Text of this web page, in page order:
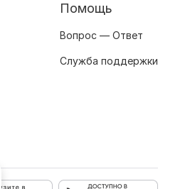
Помощь
Вопрос — Ответ
Служба поддержки